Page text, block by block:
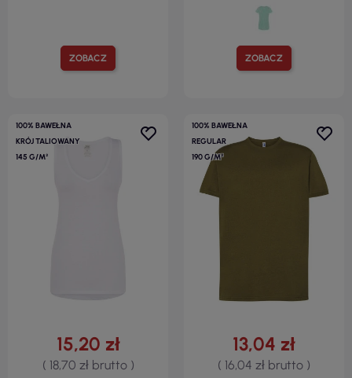
ZOBACZ ZOBACZ
100% BAWEŁNA
KRÓJ TALIOWANY
145 G/M²
15,20 zł
( 18,70 zł brutto )
100% BAWEŁNA
REGULAR
190 G/M²
13,04 zł
( 16,04 zł brutto )